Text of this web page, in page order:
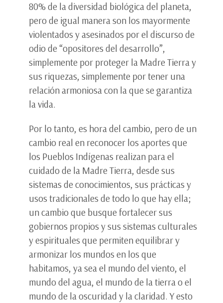
80% de la diversidad biológica del planeta,
pero de igual manera son los mayormente
violentados y asesinados por el discurso de
odio de “opositores del desarrollo”,
simplemente por proteger la Madre Tierra y
sus riquezas, simplemente por tener una
relación armoniosa con la que se garantiza
la vida.
Por lo tanto, es hora del cambio, pero de un
cambio real en reconocer los aportes que
los Pueblos Indígenas realizan para el
cuidado de la Madre Tierra, desde sus
sistemas de conocimientos, sus prácticas y
usos tradicionales de todo lo que hay ella;
un cambio que busque fortalecer sus
gobiernos propios y sus sistemas culturales
y espirituales que permiten equilibrar y
armonizar los mundos en los que
habitamos, ya sea el mundo del viento, el
mundo del agua, el mundo de la tierra o el
mundo de la oscuridad y la claridad. Y esto